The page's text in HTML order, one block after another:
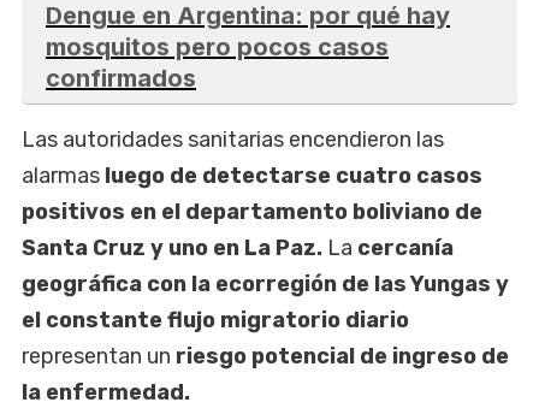
Dengue en Argentina: por qué hay
mosquitos pero pocos casos
confirmados
Las autoridades sanitarias encendieron las
alarmas luego de detectarse cuatro casos
positivos en el departamento boliviano de
Santa Cruz y uno en La Paz. La cercanía
geográfica con la ecorregión de las Yungas y
el constante flujo migratorio diario
representan un riesgo potencial de ingreso de
la enfermedad.